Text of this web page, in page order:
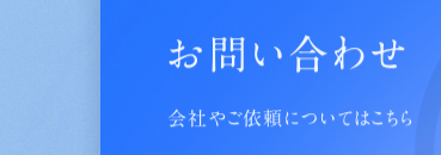
お問い合わせ
会社やご依頼についてはこちら